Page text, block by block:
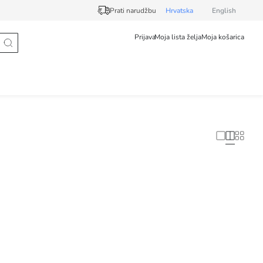
Prati narudžbu Hrvatska English
PrijavaMoja lista željaMoja košarica